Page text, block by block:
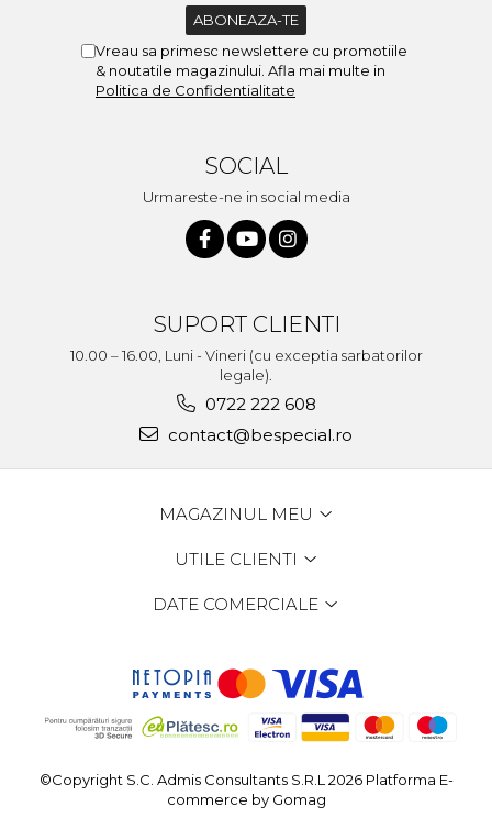
Vreau sa primesc newslettere cu promotiile
& noutatile magazinului. Afla mai multe in
Politica de Confidentialitate
SOCIAL
Urmareste-ne in social media
SUPORT CLIENTI
10.00 – 16.00, Luni - Vineri (cu exceptia sarbatorilor
legale).
0722 222 608
contact@bespecial.ro
MAGAZINUL MEU
UTILE CLIENTI
DATE COMERCIALE
©Copyright S.C. Admis Consultants S.R.L 2026 Platforma E-
commerce by Gomag